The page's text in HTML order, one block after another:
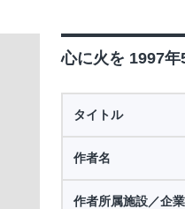
心に火を 1997年
タイトル
作者名
作者所属施設／企業